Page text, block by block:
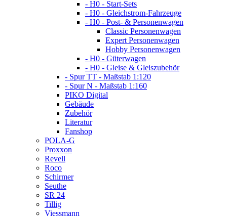
- H0 - Start-Sets
- H0 - Gleichstrom-Fahrzeuge
- H0 - Post- & Personenwagen
Classic Personenwagen
Expert Personenwagen
Hobby Personenwagen
- H0 - Güterwagen
- H0 - Gleise & Gleiszubehör
- Spur TT - Maßstab 1:120
- Spur N - Maßstab 1:160
PIKO Digital
Gebäude
Zubehör
Literatur
Fanshop
POLA-G
Proxxon
Revell
Roco
Schirmer
Seuthe
SR 24
Tillig
Viessmann